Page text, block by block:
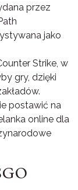
przez
jako
Strike, w
gry, dzięki
postawić na
online dla